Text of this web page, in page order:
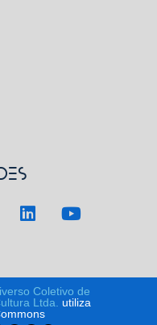
Coletivo de
Ltda.
utiliza